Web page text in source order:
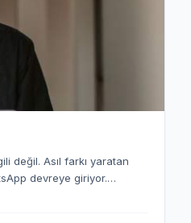
değil. Asıl farkı yaratan
devreye giriyor.